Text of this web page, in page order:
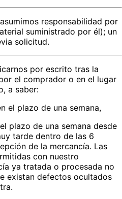
responsabilidad por
suministrado por él); un
solicitud.
por escrito tras la
el comprador o en el lugar
a saber:
el plazo de una semana,
plazo de una semana desde
tarde dentro de las 6
de la mercancía. Las
con nuestro
ya tratada o procesada no
existan defectos ocultados